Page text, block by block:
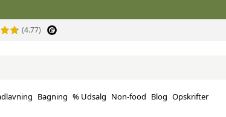
(4.77)
Bagning % Udsalg Non-food Blog Opskrifter